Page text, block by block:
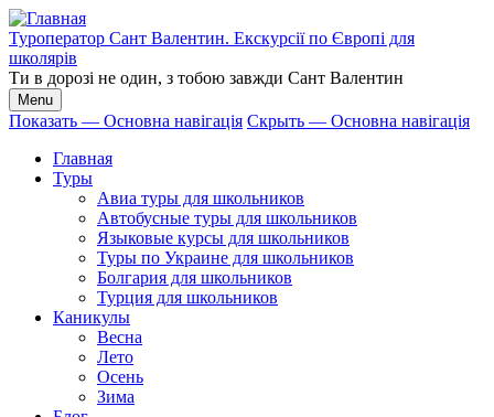
Перейти
к
основному
содержанию
Туроператор Сант Валентин. Екскурсії по Європі для
школярів
Ти в дорозі не один, з тобою завжди Сант Валентин
Menu
Основна
навігація
Показать — Основна навігація Скрыть — Основна навігація
Главная
Туры
Авиа туры для школьников
Автобусные туры для школьников
Языковые курсы для школьников
Туры по Украине для школьников
Болгария для школьников
Турция для школьников
Каникулы
Весна
Лето
Осень
Зима